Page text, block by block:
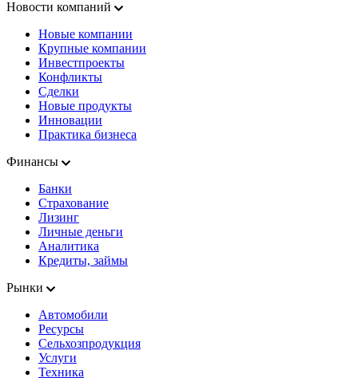
Новости компаний
Новые компании
Крупные компании
Инвестпроекты
Конфликты
Сделки
Новые продукты
Инновации
Практика бизнеса
Финансы
Банки
Страхование
Лизинг
Личные деньги
Аналитика
Кредиты, займы
Рынки
Автомобили
Ресурсы
Сельхозпродукция
Услуги
Техника